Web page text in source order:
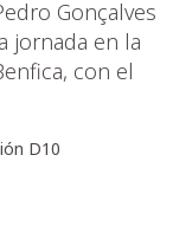
Gonçalves
jornada en la
con el
D10